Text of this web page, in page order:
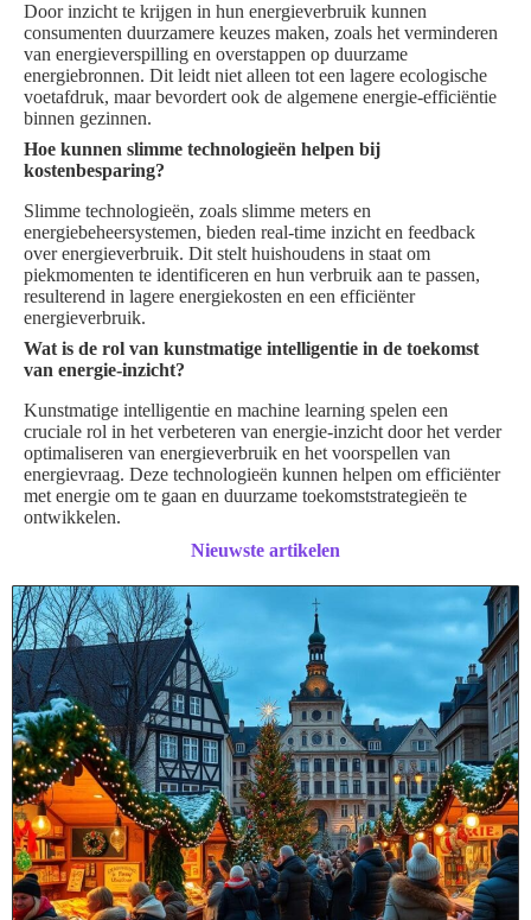
Door inzicht te krijgen in hun energieverbruik kunnen
consumenten duurzamere keuzes maken, zoals het verminderen
van energieverspilling en overstappen op duurzame
energiebronnen. Dit leidt niet alleen tot een lagere ecologische
voetafdruk, maar bevordert ook de algemene energie-efficiëntie
binnen gezinnen.
Hoe kunnen slimme technologieën helpen bij
kostenbesparing?
Slimme technologieën, zoals slimme meters en
energiebeheersystemen, bieden real-time inzicht en feedback
over energieverbruik. Dit stelt huishoudens in staat om
piekmomenten te identificeren en hun verbruik aan te passen,
resulterend in lagere energiekosten en een efficiënter
energieverbruik.
Wat is de rol van kunstmatige intelligentie in de toekomst
van energie-inzicht?
Kunstmatige intelligentie en machine learning spelen een
cruciale rol in het verbeteren van energie-inzicht door het verder
optimaliseren van energieverbruik en het voorspellen van
energievraag. Deze technologieën kunnen helpen om efficiënter
met energie om te gaan en duurzame toekomststrategieën te
ontwikkelen.
Nieuwste artikelen